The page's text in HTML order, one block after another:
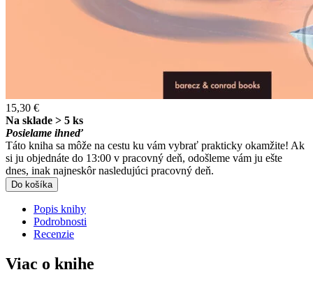
15,30 €
Na sklade > 5 ks
Posielame ihneď
Táto kniha sa môže na cestu ku vám vybrať prakticky okamžite! Ak
si ju objednáte do 13:00 v pracovný deň, odošleme vám ju ešte
dnes, inak najneskôr nasledujúci pracovný deň.
Do košíka
Popis knihy
Podrobnosti
Recenzie
Viac o knihe